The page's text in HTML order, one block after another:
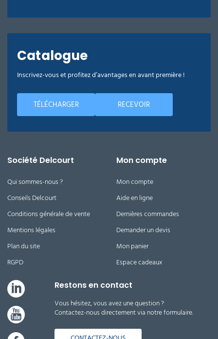
Catalogue
Inscrivez-vous et profitez d’avantages en avant première !
TÉLÉCHARGER RECEVOIR
Société Delcourt
Qui sommes-nous ?
Conseils Delcourt
Conditions générale de vente
Mentions légales
Plan du site
RGPD
Mon compte
Mon compte
Aide en ligne
Dernières commandes
Demander un devis
Mon panier
Espace cadeaux
Restons en contact
Vous hésitez, vous avez une question ?
Contactez-nous directement via notre formulaire.